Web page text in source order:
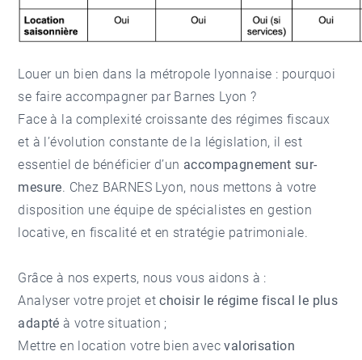
Louer un bien dans la métropole lyonnaise : pourquoi
se faire accompagner par Barnes Lyon ?
Face à la complexité croissante des régimes fiscaux
et à l’évolution constante de la législation, il est
essentiel de bénéficier d’un accompagnement sur-
mesure. Chez BARNES Lyon, nous mettons à votre
disposition une équipe de spécialistes en gestion
locative, en fiscalité et en stratégie patrimoniale.
Grâce à nos experts, nous vous aidons à :
Analyser votre projet etchoisir le régime fiscal le plus
adapté à votre situation ;
Mettre en location votre bien avecvalorisation